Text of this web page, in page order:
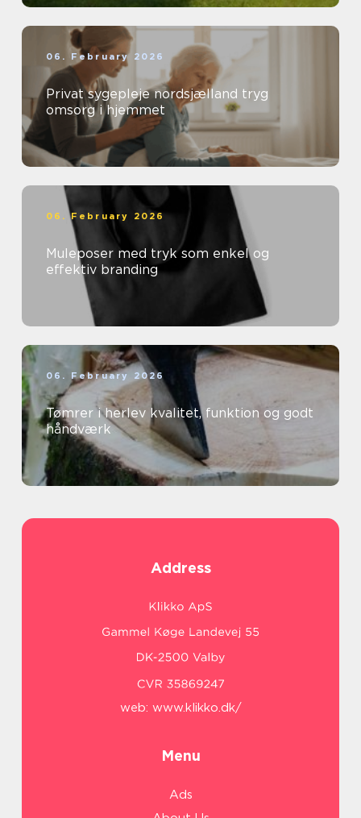
06. February 2026
Privat sygepleje nordsjælland tryg
omsorg i hjemmet
06. February 2026
Muleposer med tryk som enkel og
effektiv branding
06. February 2026
Tømrer i herlev kvalitet, funktion og godt
håndværk
Address
web: www.klikko.dk/
Menu
Ads